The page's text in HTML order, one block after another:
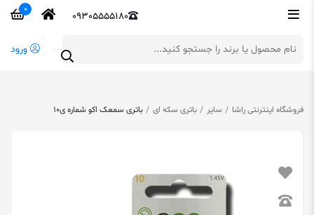
09305555180
0
ورود
فروشگاه اینترنتی راشا سایر باتری سکه ای باتری سمعک اکو شماره ی10